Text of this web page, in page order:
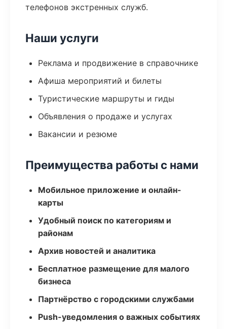
телефонов экстренных служб.
Наши услуги
Реклама и продвижение в справочнике
Афиша мероприятий и билеты
Туристические маршруты и гиды
Объявления о продаже и услугах
Вакансии и резюме
Преимущества работы с нами
Мобильное приложение и онлайн-
карты
Удобный поиск по категориям и
районам
Архив новостей и аналитика
Бесплатное размещение для малого
бизнеса
Партнёрство с городскими службами
Push-уведомления о важных событиях